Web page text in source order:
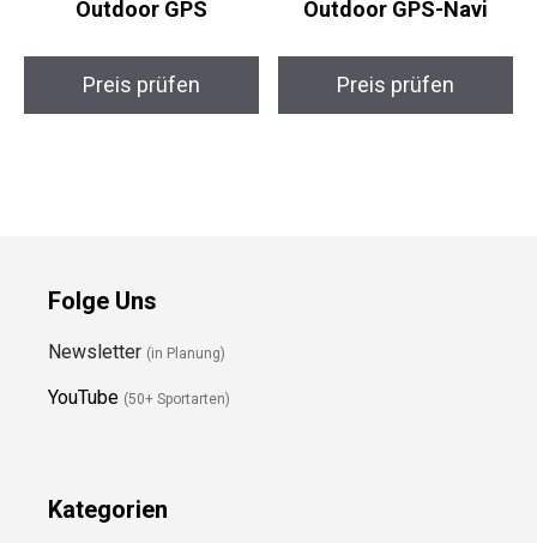
Outdoor GPS
Preis prüfen
Outdoor GPS-Navi
Preis prüfen
Folge Uns
Newsletter (in Planung)
YouTube (50+ Sportarten)
Kategorien